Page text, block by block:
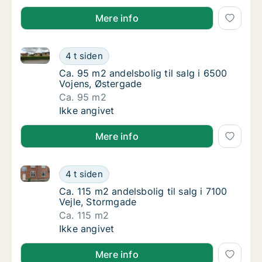
Mere info
Ca. 95 m2 andelsbolig til salg i 6500
4 t siden
Ca. 95 m2 andelsbolig til salg i 6500 Vojens,
Ca. 95 m2 andelsbolig til salg i 6500
Ca. 95 m2 andelsbolig til salg i 6500
Vojens, Østergade
Ca. 95 m2
Ca. 95 m2 andelsbolig til salg i 6500
Ikke angivet
Mere info
Ca. 115 m2 andelsbolig til salg i 7100 Vejle,
4 t siden
Ca. 115 m2 andelsbolig til salg i 7100 Vejle,
Ca. 115 m2 andelsbolig til salg i 7100 Vejle,
Ca. 115 m2 andelsbolig til salg i 7100
Vejle, Stormgade
Ca. 115 m2
Ca. 115 m2 andelsbolig til salg i 7100 Vejle,
Ikke angivet
Mere info